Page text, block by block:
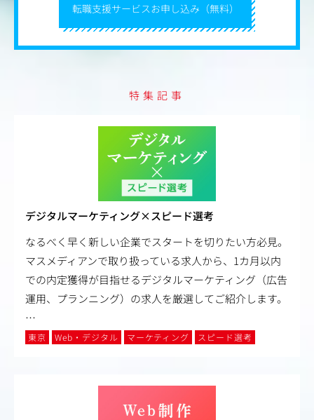
転職支援サービスお申し込み（無料）
特集記事
デジタルマーケティング×スピード選考
なるべく早く新しい企業でスタートを切りたい方必見。
マスメディアンで取り扱っている求人から、1カ月以内
での内定獲得が目指せるデジタルマーケティング（広告
運用、プランニング）の求人を厳選してご紹介します。
…
東京 Web・デジタル マーケティング スピード選考